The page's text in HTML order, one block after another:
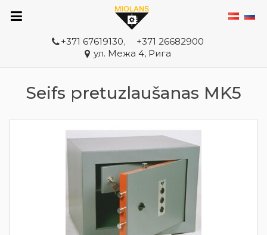
+371 67619130,
+371 26682900
ул. Межа 4, Рига
Seifs pretuzlaušanas MK5